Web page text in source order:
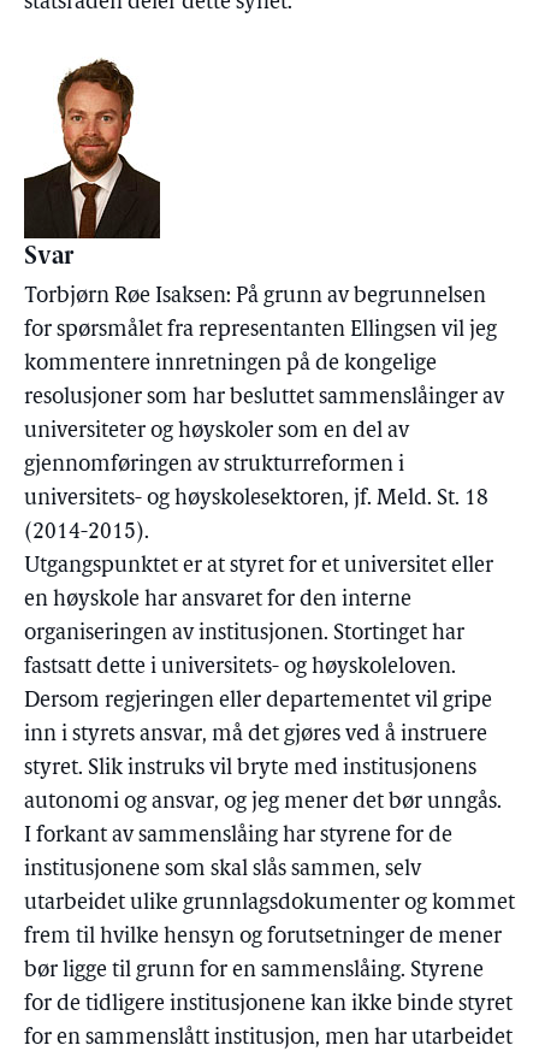
Svar
Torbjørn Røe Isaksen: På grunn av begrunnelsen
for spørsmålet fra representanten Ellingsen vil jeg
kommentere innretningen på de kongelige
resolusjoner som har besluttet sammenslåinger av
universiteter og høyskoler som en del av
gjennomføringen av strukturreformen i
universitets- og høyskolesektoren, jf. Meld. St. 18
(2014-2015).
Utgangspunktet er at styret for et universitet eller
en høyskole har ansvaret for den interne
organiseringen av institusjonen. Stortinget har
fastsatt dette i universitets- og høyskoleloven.
Dersom regjeringen eller departementet vil gripe
inn i styrets ansvar, må det gjøres ved å instruere
styret. Slik instruks vil bryte med institusjonens
autonomi og ansvar, og jeg mener det bør unngås.
I forkant av sammenslåing har styrene for de
institusjonene som skal slås sammen, selv
utarbeidet ulike grunnlagsdokumenter og kommet
frem til hvilke hensyn og forutsetninger de mener
bør ligge til grunn for en sammenslåing. Styrene
for de tidligere institusjonene kan ikke binde styret
for en sammenslått institusjon, men har utarbeidet